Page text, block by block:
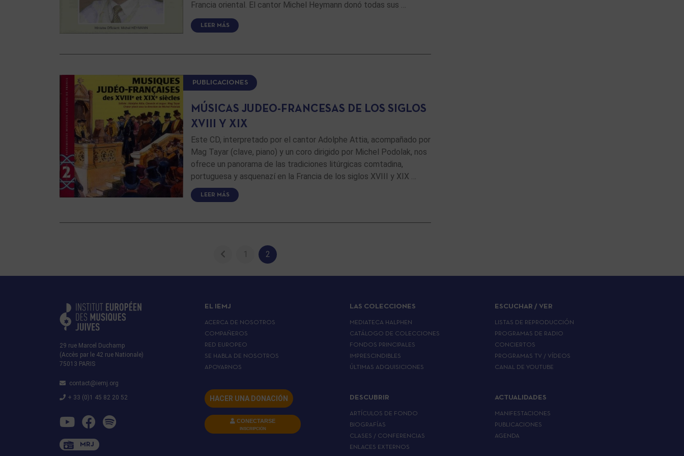
Francia oriental. El cantor Michel Heymann donó todas sus …
LEER MÁS
PUBLICACIONES
MÚSICAS JUDEO-FRANCESAS DE LOS SIGLOS
XVIII Y XIX
Este CD, interpretado por el cantor Adolphe Attia, acompañado por
Mag Tayar (clave, piano) y un coro dirigido por Michel Podolak, nos
ofrece un panorama de las tradiciones litúrgicas comtadina,
portuguesa y asquenazí en la Francia de los siglos XVIII y XIX …
LEER MÁS
1 2
29 rue Marcel Duchamp
(Accès par le 42 rue Nationale)
75013 PARIS
contact@iemj.org
+ 33 (0)1 45 82 20 52
MRJ
EL IEMJ
ACERCA DE NOSOTROS
COMPAÑEROS
RED EUROPEO
SE HABLA DE NOSOTROS
APOYARNOS
HACER UNA DONACIÓN
CONECTARSE
INSCRIPCIÓN
LAS COLECCIONES
MEDIATECA HALPHEN
CATÁLOGO DE COLECCIONES
FONDOS PRINCIPALES
IMPRESCINDIBLES
ÚLTIMAS ADQUISICIONES
DESCUBRIR
ARTÍCULOS DE FONDO
BIOGRAFÍAS
CLASES / CONFERENCIAS
ENLACES EXTERNOS
ESCUCHAR / VER
LISTAS DE REPRODUCCIÓN
PROGRAMAS DE RADIO
CONCIERTOS
PROGRAMAS TV / VÍDEOS
CANAL DE YOUTUBE
ACTUALIDADES
MANIFESTACIONES
PUBLICACIONES
AGENDA